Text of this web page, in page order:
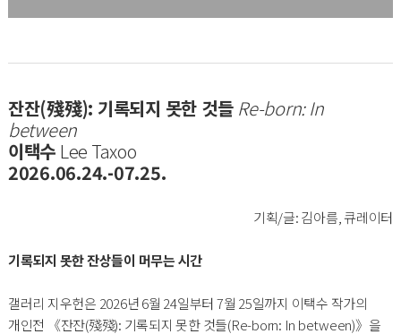
잔잔(殘殘): 기록되지 못한 것들 Re-born: In
between
이택수 Lee Taxoo
2026.06.24.-07.25.
기획/글: 김아름, 큐레이터
기록되지 못한 잔상들이 머무는 시간
갤러리 지우헌은 2026년 6월 24일부터 7월 25일까지 이택수 작가의
개인전 《잔잔(殘殘): 기록되지 못한 것들(Re-born: In between)》을